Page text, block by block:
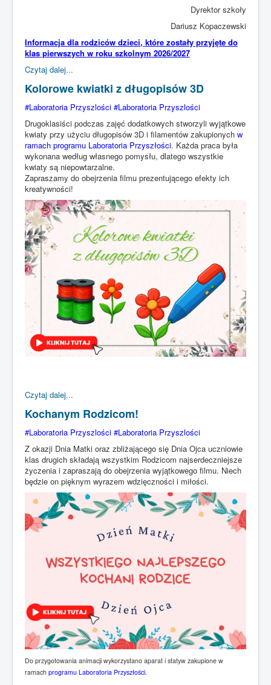
Dyrektor szkoły
Dariusz Kopaczewski
Informacja dla rodziców dzieci, które zostały przyjęte do
klas pierwszych w roku szkolnym 2026/2027
Czytaj dalej...
Kolorowe kwiatki z długopisów 3D
#Laboratoria Przyszlości #Laboratoria Przyszlości
Drugoklasiści podczas zajęć dodatkowych stworzyli wyjątkowe
kwiaty przy użyciu długopisów 3D i filamentów zakupionych w
ramach programu Laboratoria Przyszłości. Każda praca była
wykonana według własnego pomysłu, dlatego wszystkie
kwiaty są niepowtarzalne.
Zapraszamy do obejrzenia filmu prezentującego efekty ich
kreatywności!
Czytaj dalej...
Kochanym Rodzicom!
#Laboratoria Przyszlości #Laboratoria Przyszlości
Z okazji Dnia Matki oraz zbliżającego się Dnia Ojca uczniowie
klas drugich składają wszystkim Rodzicom najserdeczniejsze
życzenia i zapraszają do obejrzenia wyjątkowego filmu. Niech
będzie on pięknym wyrazem wdzięczności i miłości.
Do przygotowania animacji wykorzystano aparat i statyw zakupione w
ramach programu Laboratoria Przyszłości.